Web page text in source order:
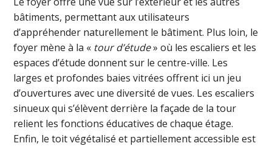
bâtiments, permettant aux utilisateurs
d’appréhender naturellement le bâtiment. Plus loin, le
foyer mène à la « tour d’étude» où les escaliers et les
espaces d’étude donnent sur le centre-ville. Les
larges et profondes baies vitrées offrent ici un jeu
d’ouvertures avec une diversité de vues. Les escaliers
sinueux qui s’élèvent derrière la façade de la tour
relient les fonctions éducatives de chaque étage.
Enfin, le toit végétalisé et partiellement accessible est